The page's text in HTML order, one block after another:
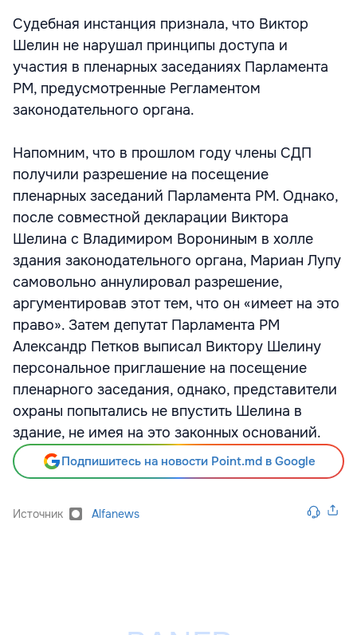
Судебная инстанция признала, что Виктор
Шелин не нарушал принципы доступа и
участия в пленарных заседаниях Парламента
РМ, предусмотренные Регламентом
законодательного органа.
Напомним, что в прошлом году члены СДП
получили разрешение на посещение
пленарных заседаний Парламента РМ. Однако,
после совместной декларации Виктора
Шелина с Владимиром Ворониным в холле
здания законодательного органа, Мариан Лупу
самовольно аннулировал разрешение,
аргументировав этот тем, что он «имеет на это
право». Затем депутат Парламента РМ
Александр Петков выписал Виктору Шелину
персональное приглашение на посещение
пленарного заседания, однако, представители
охраны попытались не впустить Шелина в
здание, не имея на это законных оснований.
Подпишитесь на новости Point.md в Google
Источник Alfanews